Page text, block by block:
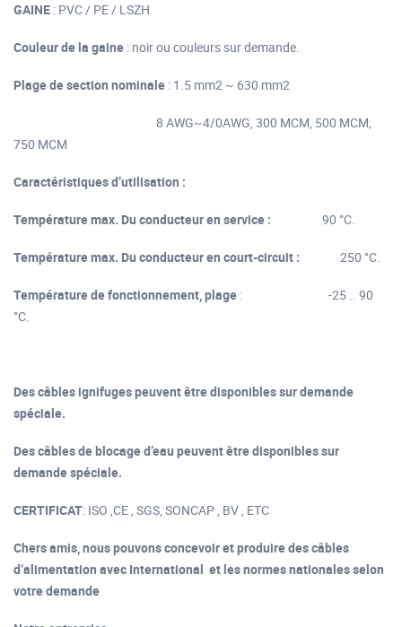
GAINE : PVC / PE / LSZH
Couleur de la gaine : noir ou couleurs sur demande.
Plage de section nominale : 1.5 mm2 ~ 630 mm2
8 AWG~4/0AWG, 300 MCM, 500 MCM,
750 MCM
Caractéristiques d’utilisation :
Température max. Du conducteur en service : 90 °C.
Température max. Du conducteur en court-circuit : 250 °C.
Température de fonctionnement, plage : -25 .. 90
°C.
Des câbles ignifuges peuvent être disponibles sur demande
spéciale.
Des câbles de blocage d’eau peuvent être disponibles sur
demande spéciale.
CERTIFICAT: ISO ,CE , SGS, SONCAP , BV , ETC
Chers amis, nous pouvons concevoir et produire des câbles
d’alimentation avec International et les normes nationales selon
votre demande